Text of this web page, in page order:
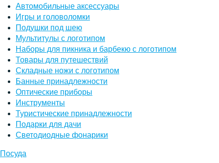
Автомобильные аксессуары
Игры и головоломки
Подушки под шею
Мультитулы с логотипом
Наборы для пикника и барбекю с логотипом
Товары для путешествий
Складные ножи с логотипом
Банные принадлежности
Оптические приборы
Инструменты
Туристические принадлежности
Подарки для дачи
Светодиодные фонарики
Посуда